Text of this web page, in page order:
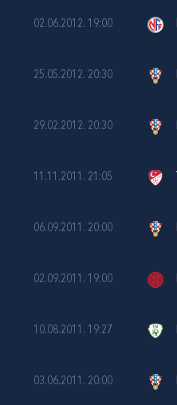
02.06.2012. 19:00
25.05.2012. 20:30
29.02.2012. 20:30
11.11.2011. 21:05
06.09.2011. 20:00
02.09.2011. 19:00
10.08.2011. 19:27
03.06.2011. 20:00